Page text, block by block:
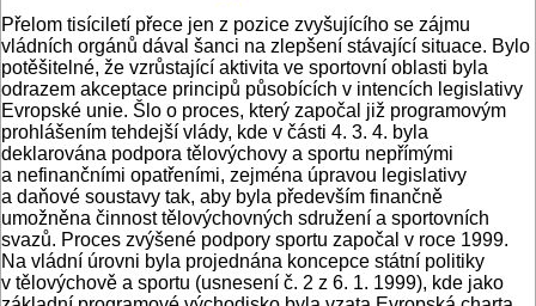
Přelom tisíciletí přece jen z pozice zvyšujícího se zájmu
vládních orgánů dával šanci na zlepšení stávající situace. Bylo
potěšitelné, že vzrůstající aktivita ve sportovní oblasti byla
odrazem akceptace principů působících v intencích legislativy
Evropské unie. Šlo o proces, který započal již programovým
prohlášením tehdejší vlády, kde v části 4. 3. 4. byla
deklarována podpora tělovýchovy a sportu nepřímými
a nefinančními opatřeními, zejména úpravou legislativy
a daňové soustavy tak, aby byla především finančně
umožněna činnost tělovýchovných sdružení a sportovních
svazů. Proces zvýšené podpory sportu započal v roce 1999.
Na vládní úrovni byla projednána koncepce státní politiky
v tělovýchově a sportu (usnesení č. 2 z 6. 1. 1999), kde jako